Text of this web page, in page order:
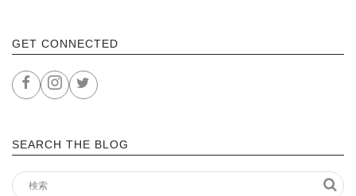
GET CONNECTED
SEARCH THE BLOG